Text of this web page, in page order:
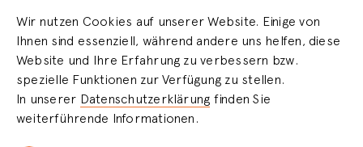
HÄNDLERBEREICH
LOGIN
Wir nutzen Cookies auf unserer Website. Einige von
Ihnen sind essenziell, während andere uns helfen, diese
Website und Ihre Erfahrung zu verbessern bzw.
spezielle Funktionen zur Verfügung zu stellen.
In unserer Datenschutzerklärung finden Sie
weiterführende Informationen.